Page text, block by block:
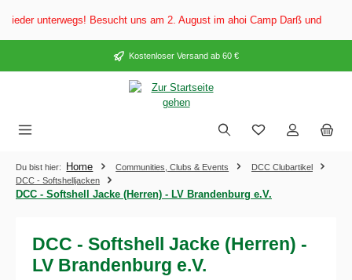
springen
unterwegs! Besucht uns am 2. August im ahoi Camp Darß und vom 3.
Kostenloser Versand ab 60 €
Du bist hier: Home Communities, Clubs & Events
DCC Clubartikel
DCC - Softshelljacken
DCC - Softshell Jacke (Herren) - LV Brandenburg e.V.
DCC - Softshell Jacke (Herren) -
LV Brandenburg e.V.